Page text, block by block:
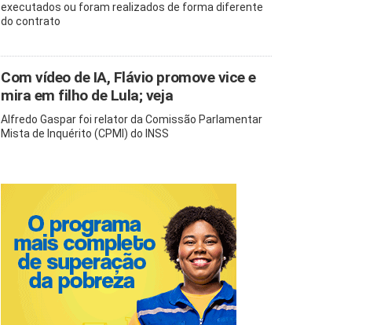
executados ou foram realizados de forma diferente
do contrato
Com vídeo de IA, Flávio promove vice e
mira em filho de Lula; veja
Alfredo Gaspar foi relator da Comissão Parlamentar
Mista de Inquérito (CPMI) do INSS